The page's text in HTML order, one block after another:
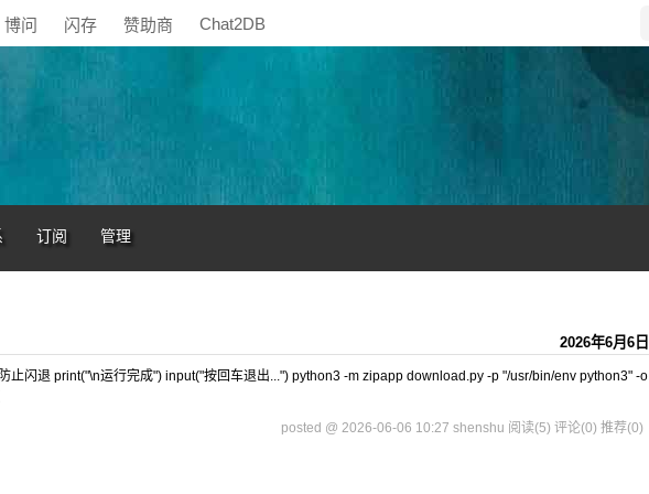
博问 闪存 赞助商 Chat2DB
订阅 管理
2026年6月6日
止闪退 print("\n运行完成") input("按回车退出...") python3 -m zipapp download.py -p "/usr/bin/env python3" -o
posted @ 2026-06-06 10:27 shenshu 阅读(5) 评论(0) 推荐(0)